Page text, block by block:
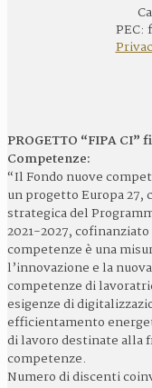
PEC:
PROGETTO “FIPA
Competenze:
“Il Fondo nuove
un progetto Europa 27,
strategica del
2021-2027,
competenze è una
l’innovazione e la
competenze di
esigenze di
efficientamento
di lavoro destinate alla
competenze.
Numero di discenti